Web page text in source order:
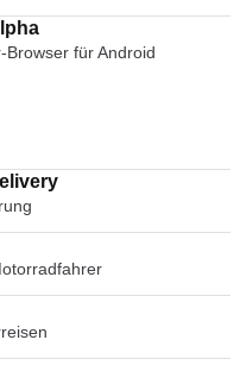
Browser für Android